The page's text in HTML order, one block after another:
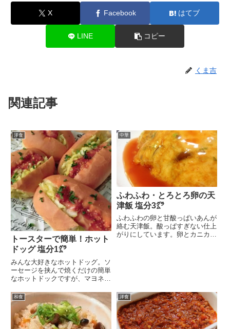
X Facebook はてブ
LINE コピー
くま吉
関連記事
洋食
トースターで簡単！ホット
ドッグ 塩分1㌘
みんな大好きなホットドッグ。ソ
ーセージを挟んで焼くだけの簡単
なホットドックですが、マヨネー
中華
ふわふわ・とろとろ卵の天
津飯 塩分3㌘
ふわふわの卵と甘酸っぱいあんが
絡む天津飯。酸っぱすぎない仕上
がりにしています。卵とカニカマ
和食 洋食